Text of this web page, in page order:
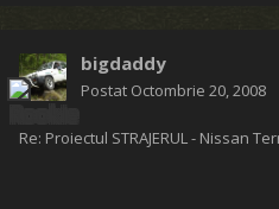
bigdaddy
Postat Octombrie 20, 2008
Re: Proiectul STRAJERUL - Nissan